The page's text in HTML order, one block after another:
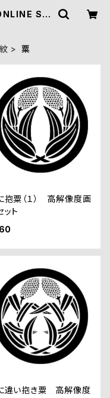
SH
粟
抱粟（１） 高解像度画
ット
違い抱き粟 高解像度